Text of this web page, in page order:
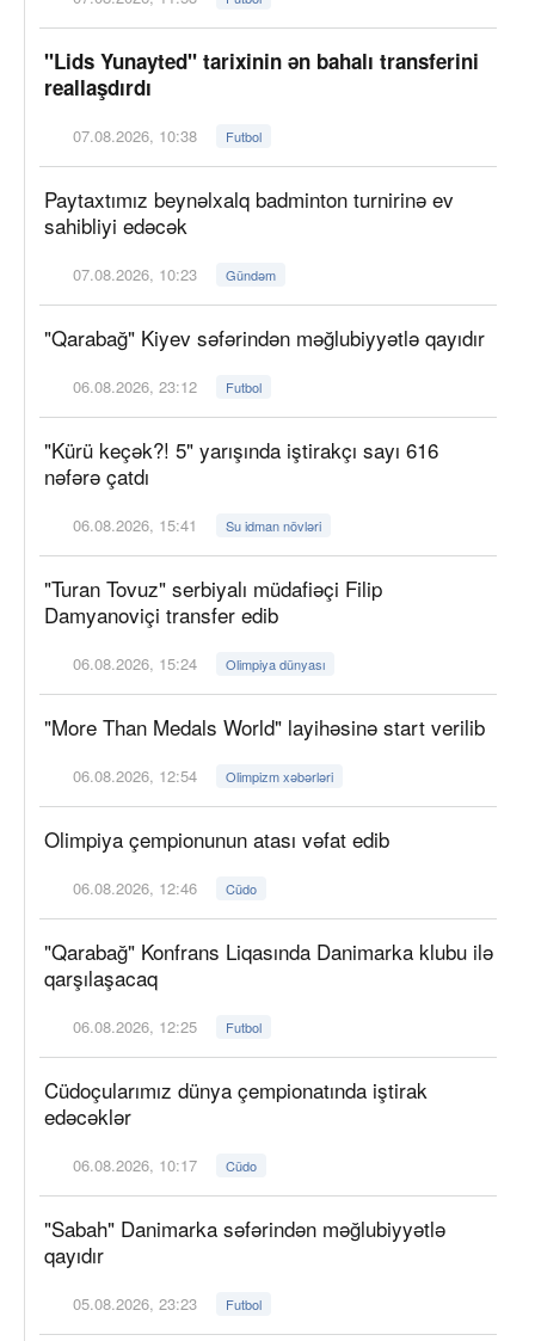
"Lids Yunayted" tarixinin ən bahalı transferini
reallaşdırdı
07.08.2026, 10:38 Futbol
Paytaxtımız beynəlxalq badminton turnirinə ev
sahibliyi edəcək
07.08.2026, 10:23 Gündəm
"Qarabağ" Kiyev səfərindən məğlubiyyətlə qayıdır
06.08.2026, 23:12 Futbol
"Kürü keçək?! 5" yarışında iştirakçı sayı 616
nəfərə çatdı
06.08.2026, 15:41 Su idman növləri
"Turan Tovuz" serbiyalı müdafiəçi Filip
Damyanoviçi transfer edib
06.08.2026, 15:24 Olimpiya dünyası
"More Than Medals World" layihəsinə start verilib
06.08.2026, 12:54 Olimpizm xəbərləri
Olimpiya çempionunun atası vəfat edib
06.08.2026, 12:46 Cüdo
"Qarabağ" Konfrans Liqasında Danimarka klubu ilə
qarşılaşacaq
06.08.2026, 12:25 Futbol
Cüdoçularımız dünya çempionatında iştirak
edəcəklər
06.08.2026, 10:17 Cüdo
"Sabah" Danimarka səfərindən məğlubiyyətlə
qayıdır
05.08.2026, 23:23 Futbol